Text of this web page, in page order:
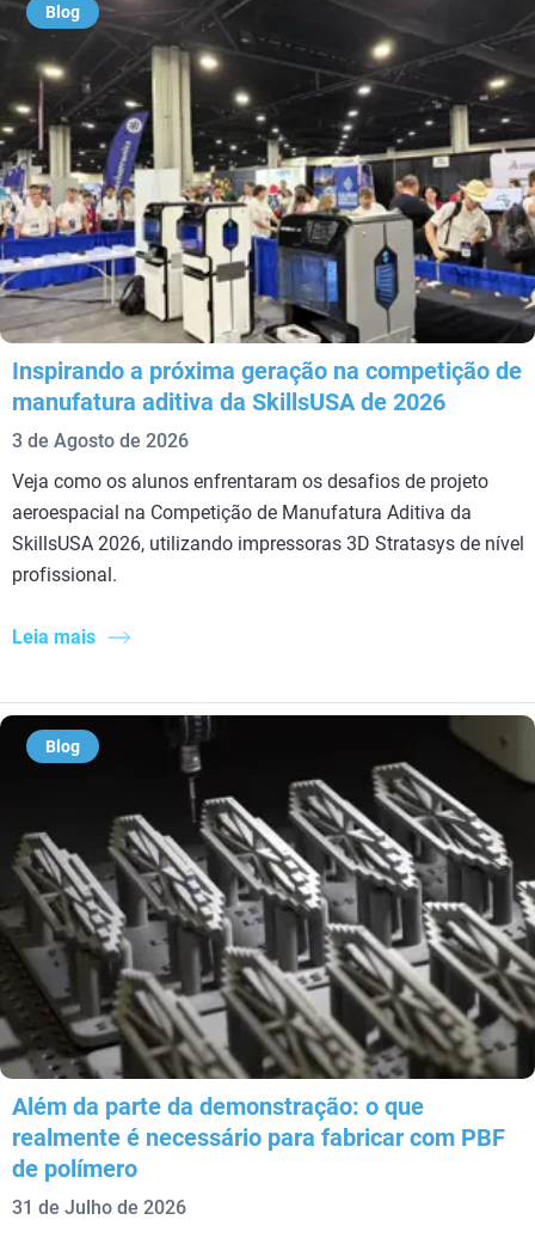
Blog
Inspirando a próxima geração na competição de
manufatura aditiva da SkillsUSA de 2026
3 de Agosto de 2026
Veja como os alunos enfrentaram os desafios de projeto
aeroespacial na Competição de Manufatura Aditiva da
SkillsUSA 2026, utilizando impressoras 3D Stratasys de nível
profissional.
Leia mais
Blog
Além da parte da demonstração: o que
realmente é necessário para fabricar com PBF
de polímero
31 de Julho de 2026